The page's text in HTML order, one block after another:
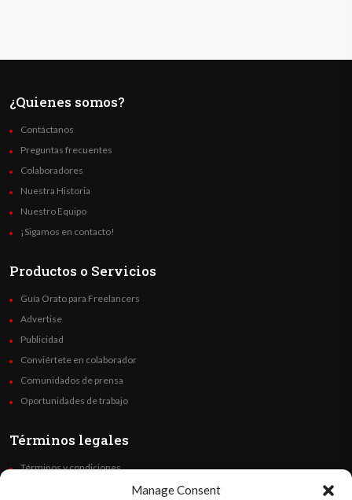
Manage Consent
¿Quienes somos?
Contáctanos
Preguntas frecuentes
Colaboradores
Nuestra Historia
Nuestro Equipo
¡Sigamos en contacto!
Productos o Servicios
Guía Orato para Freelancers
Advertise
Publicidad
Conviértete en colaborador
Comunidados de prensa
Oportunidades de trabajo
Términos legales
Términos y condiciones